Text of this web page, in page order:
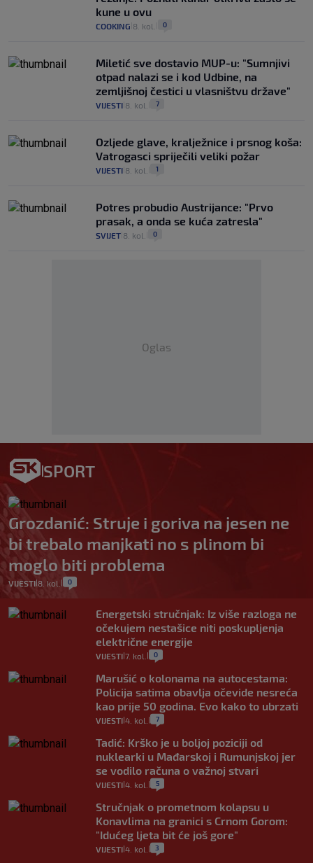
kune u ovu
COOKING 8. kol. 0
Miletić sve dostavio MUP-u: "Sumnjivi
otpad nalazi se i kod Udbine, na
zemljišnoj čestici u vlasništvu države"
VIJESTI 8. kol. 7
Ozljede glave, kralježnice i prsnog koša:
Vatrogasci spriječili veliki požar
VIJESTI 8. kol. 1
Potres probudio Austrijance: "Prvo
prasak, a onda se kuća zatresla"
SVIJET 8. kol. 0
Oglas
SPORT
Grozdanić: Struje i goriva na jesen ne
bi trebalo manjkati no s plinom bi
moglo biti problema
VIJESTI| 8. kol. 0
Energetski stručnjak: Iz više razloga ne
očekujem nestašice niti poskupljenja
električne energije
VIJESTI 7. kol. 0
Marušić o kolonama na autocestama:
Policija satima obavlja očevide nesreća
kao prije 50 godina. Evo kako to ubrzati
VIJESTI 4. kol. 7
Tadić: Krško je u boljoj poziciji od
nuklearki u Mađarskoj i Rumunjskoj jer
se vodilo računa o važnoj stvari
VIJESTI 4. kol. 5
Stručnjak o prometnom kolapsu u
Konavlima na granici s Crnom Gorom:
"Idućeg ljeta bit će još gore"
VIJESTI 4. kol. 3